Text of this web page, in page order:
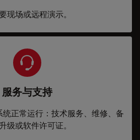
现场或远程演示。
服务与支持
正常运行：技术服务、维修、备
级或软件许可证。